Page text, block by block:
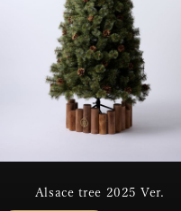
Alsace tree 2025 Ver.